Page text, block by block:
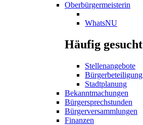
Oberbürgermeisterin
WhatsNU
Häufig gesucht
Stellenangebote
Bürgerbeteiligung
Stadtplanung
Bekanntmachungen
Bürgersprechstunden
Bürgerversammlungen
Finanzen